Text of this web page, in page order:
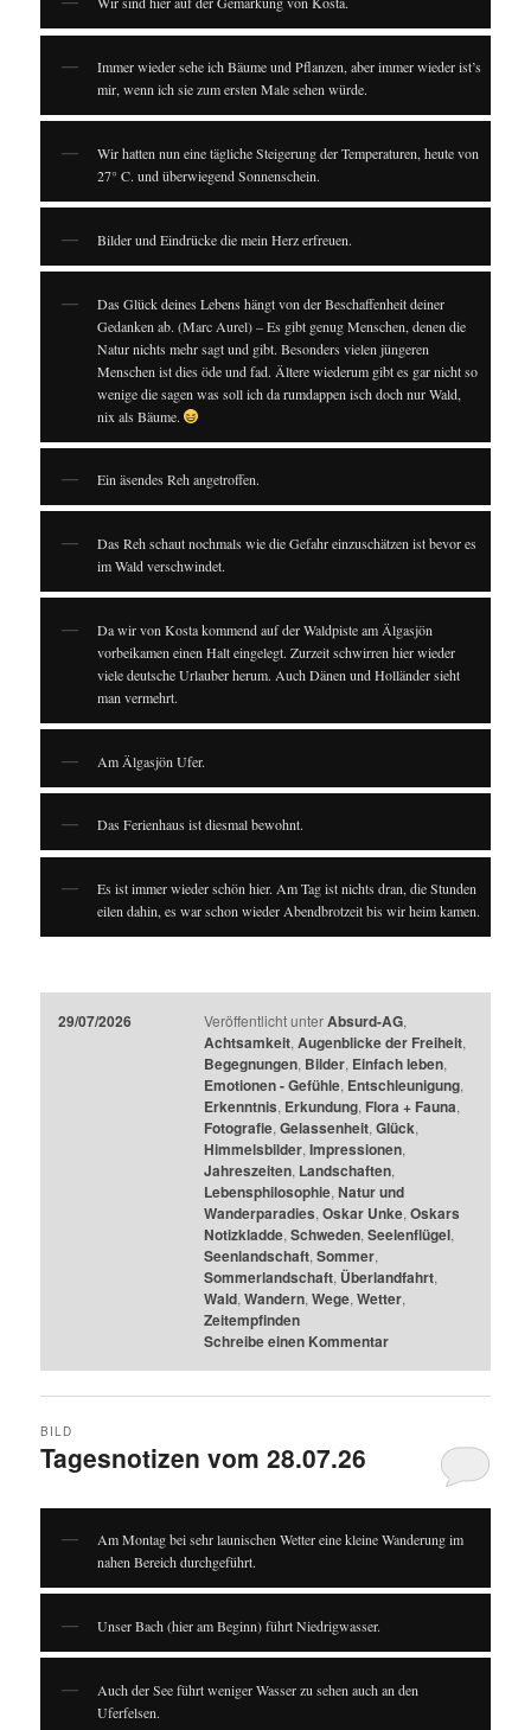
Immer wieder sehe ich Bäume und Pflanzen, aber immer wieder ist’s
mir, wenn ich sie zum ersten Male sehen würde.
Wir hatten nun eine tägliche Steigerung der Temperaturen, heute von
27° C. und überwiegend Sonnenschein.
Bilder und Eindrücke die mein Herz erfreuen.
Das Glück deines Lebens hängt von der Beschaffenheit deiner
Gedanken ab. (Marc Aurel) – Es gibt genug Menschen, denen die
Natur nichts mehr sagt und gibt. Besonders vielen jüngeren
Menschen ist dies öde und fad. Ältere wiederum gibt es gar nicht so
wenige die sagen was soll ich da rumdappen isch doch nur Wald,
nix als Bäume.
Ein äsendes Reh angetroffen.
Das Reh schaut nochmals wie die Gefahr einzuschätzen ist bevor es
im Wald verschwindet.
Da wir von Kosta kommend auf der Waldpiste am Älgasjön
vorbeikamen einen Halt eingelegt. Zurzeit schwirren hier wieder
viele deutsche Urlauber herum. Auch Dänen und Holländer sieht
man vermehrt.
Am Älgasjön Ufer.
Das Ferienhaus ist diesmal bewohnt.
Es ist immer wieder schön hier. Am Tag ist nichts dran, die Stunden
eilen dahin, es war schon wieder Abendbrotzeit bis wir heim kamen.
29/07/2026 Veröffentlicht unter Absurd-AG,
Achtsamkeit, Augenblicke der Freiheit,
Begegnungen, Bilder, Einfach leben,
Emotionen - Gefühle, Entschleunigung,
Erkenntnis, Erkundung, Flora + Fauna,
Fotografie, Gelassenheit, Glück,
Himmelsbilder, Impressionen,
Jahreszeiten, Landschaften,
Lebensphilosophie, Natur und
Wanderparadies, Oskar Unke, Oskars
Notizkladde, Schweden, Seelenflügel,
Seenlandschaft, Sommer,
Sommerlandschaft, Überlandfahrt,
Wald, Wandern, Wege, Wetter,
Zeitempfinden
Schreibe einen Kommentar
Tagesnotizen vom 28.07.26
BILD
Am Montag bei sehr launischen Wetter eine kleine Wanderung im
nahen Bereich durchgeführt.
Unser Bach (hier am Beginn) führt Niedrigwasser.
Auch der See führt weniger Wasser zu sehen auch an den
Uferfelsen.